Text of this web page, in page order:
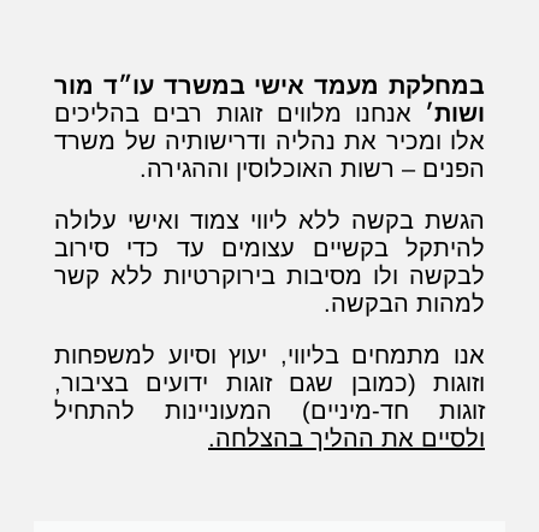
במחלקת מעמד אישי במשרד עו״ד מור
ושות׳ אנחנו מלווים זוגות רבים בהליכים
אלו ומכיר את נהליה ודרישותיה של משרד
הפנים – רשות האוכלוסין וההגירה.
הגשת בקשה ללא ליווי צמוד ואישי עלולה
להיתקל בקשיים עצומים עד כדי סירוב
לבקשה ולו מסיבות בירוקרטיות ללא קשר
למהות הבקשה.
אנו מתמחים בליווי, יעוץ וסיוע למשפחות
וזוגות (כמובן שגם זוגות ידועים בציבור,
זוגות חד-מיניים) המעוניינות להתחיל
ולסיים את ההליך בהצלחה.